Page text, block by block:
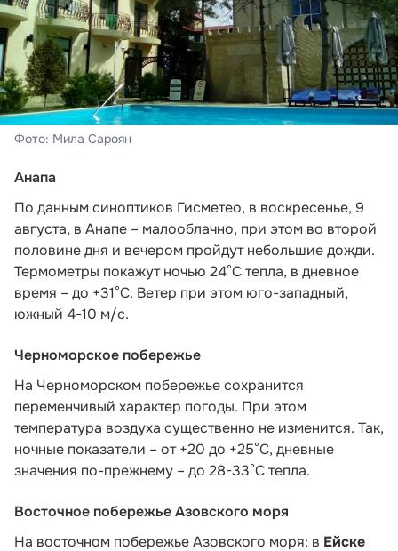
Фото: Мила Сароян
Анапа
По данным синоптиков Гисметео, в воскресенье, 9
августа, в Анапе – малооблачно, при этом во второй
половине дня и вечером пройдут небольшие дожди.
Термометры покажут ночью 24°C тепла, в дневное
время – до +31°C. Ветер при этом юго-западный,
южный 4-10 м/с.
Черноморское побережье
На Черноморском побережье сохранится
переменчивый характер погоды. При этом
температура воздуха существенно не изменится. Так,
ночные показатели – от +20 до +25°С, дневные
значения по-прежнему – до 28-33°С тепла.
Восточное побережье Азовского моря
На восточном побережье Азовского моря: в Ейске